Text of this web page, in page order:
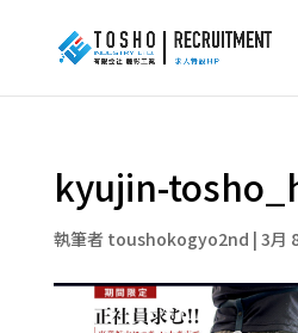
kyujin-
執筆者 toushokogyo2nd | 3月